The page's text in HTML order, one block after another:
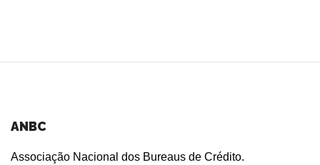
ANBC
Associação Nacional dos Bureaus de Crédito.